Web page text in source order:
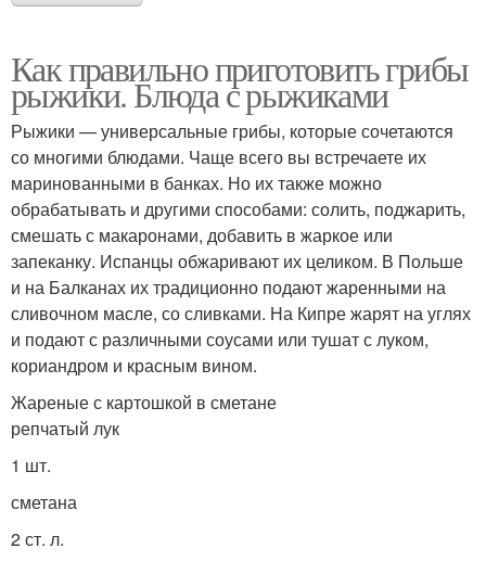
Как правильно приготовить грибы
рыжики. Блюда с рыжиками
Рыжики — универсальные грибы, которые сочетаются
со многими блюдами. Чаще всего вы встречаете их
маринованными в банках. Но их также можно
обрабатывать и другими способами: солить, поджарить,
смешать с макаронами, добавить в жаркое или
запеканку. Испанцы обжаривают их целиком. В Польше
и на Балканах их традиционно подают жаренными на
сливочном масле, со сливками. На Кипре жарят на углях
и подают с различными соусами или тушат с луком,
кориандром и красным вином.
Жареные с картошкой в сметане
репчатый лук
1 шт.
сметана
2 ст. л.